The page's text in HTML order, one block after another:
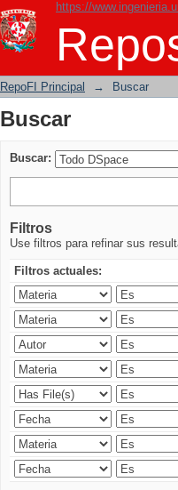
https://
Buscar
RepoFI Principal → Buscar
Buscar
Buscar:
Filtros
Use filtros para refinar sus
Filtros actuales: